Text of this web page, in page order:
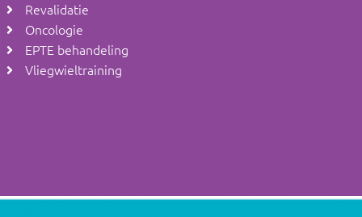
Revalidatie
Oncologie
EPTE behandeling
Vliegwieltraining